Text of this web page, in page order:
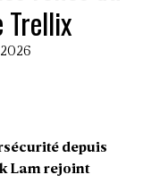
Trellix
depuis
Lam rejoint